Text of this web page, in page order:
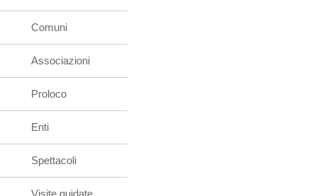
Comuni
Associazioni
Proloco
Enti
Spettacoli
Visite guidate